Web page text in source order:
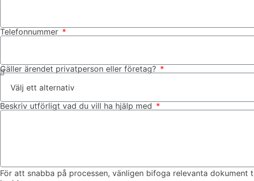
Telefonnummer
Gäller ärendet privatperson eller företag?
Beskriv utförligt vad du vill ha hjälp med
För att snabba på processen, vänligen bifoga relevanta dokument